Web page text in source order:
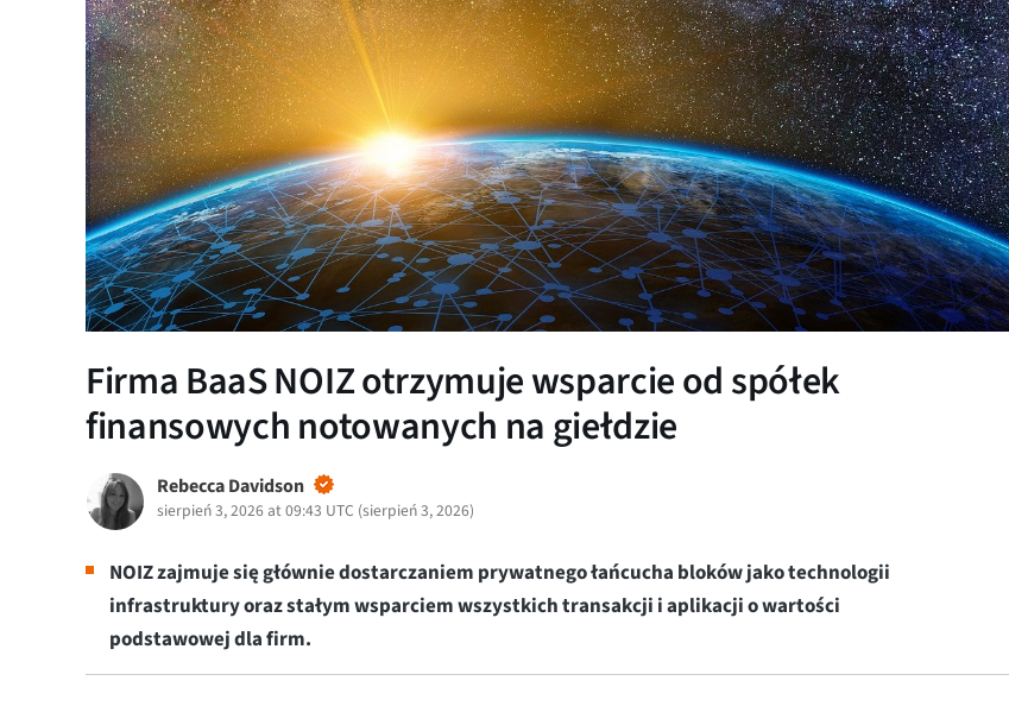
Firma BaaS NOIZ otrzymuje wsparcie od spółek
finansowych notowanych na giełdzie
Rebecca Davidson
sierpień 3, 2026 at 09:43 UTC (sierpień 3, 2026)
NOIZ zajmuje się głównie dostarczaniem prywatnego łańcucha bloków jako technologii
infrastruktury oraz stałym wsparciem wszystkich transakcji i aplikacji o wartości
podstawowej dla firm.